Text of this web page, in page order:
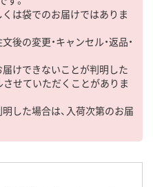
くは袋でのお届けではありま
後の変更・キャンセル・返品・
届けできないことが判明した
させていただくことがありま
した場合は、入荷次第のお届